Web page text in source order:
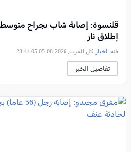
قلنسوة: إصابة شاب بجراح
إطلاق نار
فئة: أخبار , كل العرب, 2026-08-05 23:44:05
تفاصيل الخبر